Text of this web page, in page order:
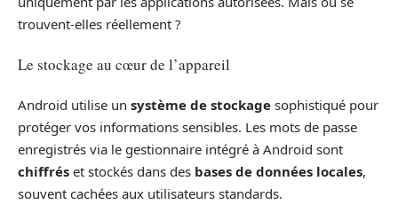
trouvent-elles réellement ?
Le stockage au cœur de l’appareil
Android utilise un système de stockage sophistiqué pour
protéger vos informations sensibles. Les mots de passe
enregistrés via le gestionnaire intégré à Android sont
chiffrés et stockés dans des bases de données locales,
souvent cachées aux utilisateurs standards.